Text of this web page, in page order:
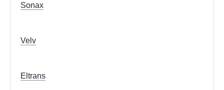
Sonax
Velv
Eltrans